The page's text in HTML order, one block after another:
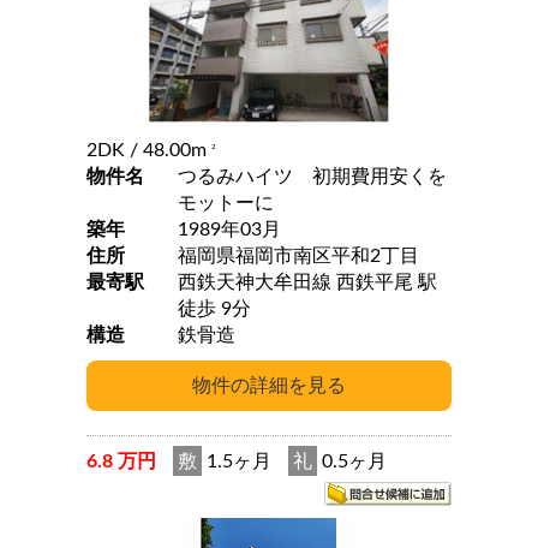
2DK / 48.00m 2
物件名
つるみハイツ 初期費用安くを
モットーに
築年
1989年03月
住所
福岡県福岡市南区平和2丁目
最寄駅
西鉄天神大牟田線 西鉄平尾 駅
徒歩 9分
構造
鉄骨造
6.8 万円 敷 1.5ヶ月 礼 0.5ヶ月